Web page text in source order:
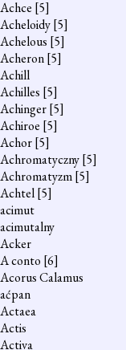
Achce [5]
Acheloidy[5]
Achelous [5]
Acheron[5]
Achill
Achilles [5]
Achinger[5]
Achiroe [5]
Achor[5]
Achromatyczny[5]
Achromatyzm[5]
Achtel[5]
acimut
acimutalny
Acker
A conto [6]
Acorus Calamus
aćpan
Actaea
Actis
Activa